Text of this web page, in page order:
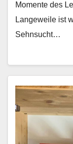
Momente des
Langeweile ist
Sehn­sucht…